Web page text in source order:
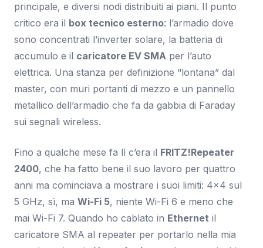
principale, e diversi nodi distribuiti ai piani. Il punto
critico era il box tecnico esterno: l’armadio dove
sono concentrati l’inverter solare, la batteria di
accumulo e il caricatore EV SMA per l’auto
elettrica. Una stanza per definizione “lontana” dal
master, con muri portanti di mezzo e un pannello
metallico dell’armadio che fa da gabbia di Faraday
sui segnali wireless.
Fino a qualche mese fa lì c’era il FRITZ!Repeater
2400, che ha fatto bene il suo lavoro per quattro
anni ma cominciava a mostrare i suoi limiti: 4×4 sul
5 GHz, sì, ma Wi-Fi 5, niente Wi-Fi 6 e meno che
mai Wi-Fi 7. Quando ho cablato in Ethernet il
caricatore SMA al repeater per portarlo nella mia